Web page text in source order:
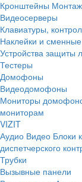
Кронштейны
Видеосерверы
Клавиатуры,
Наклейки и
Устройства защиты
Тестеры
Домофоны
Видеодомофоны
Мониторы
мониторам
VIZIT
Аудио Видео Блоки
диспетчерского
Трубки
Вызывные панели